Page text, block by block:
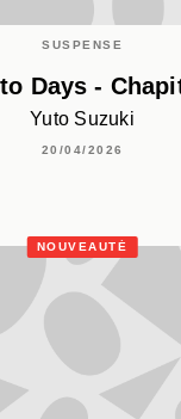
SUSPENSE
Days -
Yuto Suzuki
20/04/2026
NOUVEAUTÉ